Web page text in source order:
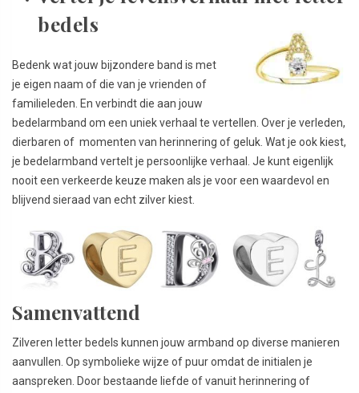
bedels
Bedenk wat jouw bijzondere band is met
je eigen naam of die van je vrienden of
familieleden. En verbindt die aan jouw
bedelarmband om een uniek verhaal te vertellen. Over je verleden,
dierbaren of momenten van herinnering of geluk. Wat je ook kiest,
je bedelarmband vertelt je persoonlijke verhaal. Je kunt eigenlijk
nooit een verkeerde keuze maken als je voor een waardevol en
blijvend sieraad van echt zilver kiest.
Samenvattend
Zilveren letter bedels kunnen jouw armband op diverse manieren
aanvullen. Op symbolieke wijze of puur omdat de initialen je
aanspreken. Door bestaande liefde of vanuit herinnering of